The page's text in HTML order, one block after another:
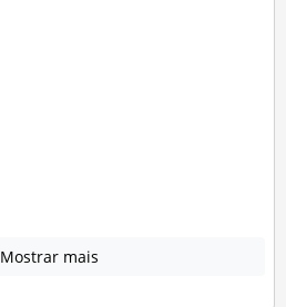
Mostrar mais